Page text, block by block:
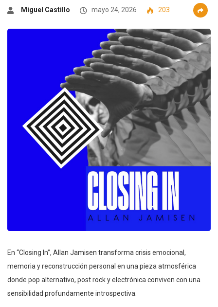
Miguel Castillo mayo 24, 2026 203
En “Closing In”, Allan Jamisen transforma crisis emocional,
memoria y reconstrucción personal en una pieza atmosférica
donde pop alternativo, post rock y electrónica conviven con una
sensibilidad profundamente introspectiva.